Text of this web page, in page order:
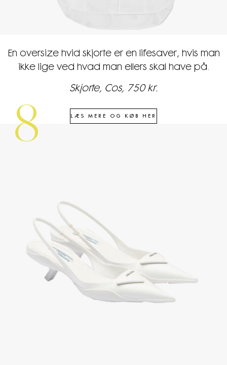
En oversize hvid skjorte er en lifesaver, hvis man
ikke lige ved hvad man ellers skal have på.
Skjorte, Cos, 750 kr.
LÆS MERE OG KØB HER
8